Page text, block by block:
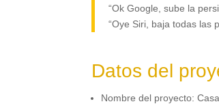
“Ok Google ,sube la
“Oye Siri baja todas las
Datos del
Nombre del proyecto: